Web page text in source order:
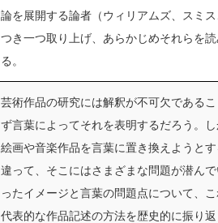
論を展開する論者（ウィリアムズ、スミ
つき一つ取り上げ、あらかじめそれらを
る。
芸術作品の研究には解釈が不可欠である
ず言葉によってそれを表明するだろう。
絵画や音楽作品を言葉に置き換えようと
違って、そこにはさまざまな問題が潜ん
ったイメージと言葉の問題点について、
代表的な作品記述の方法を歴史的に振り